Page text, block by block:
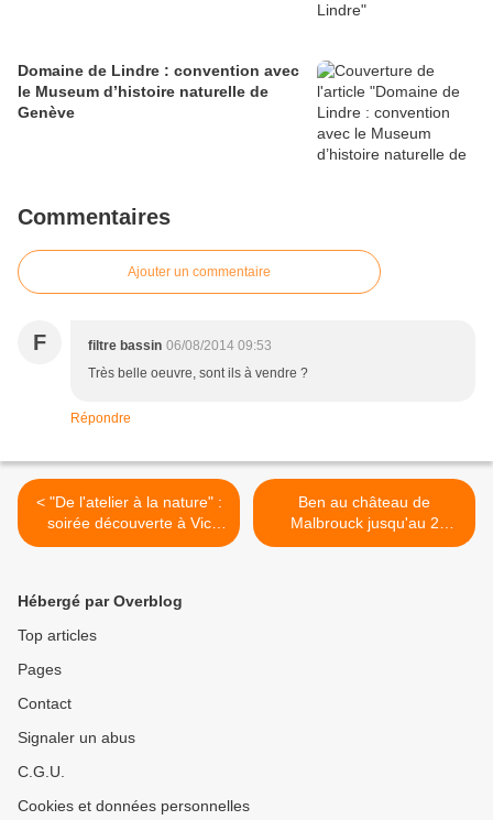
Domaine de Lindre : convention avec
le Museum d’histoire naturelle de
Genève
Commentaires
Ajouter un commentaire
F filtre bassin 06/08/2014 09:53
Très belle oeuvre, sont ils à vendre ?
Répondre
< "De l'atelier à la nature" :
soirée découverte à Vic
(28/03)
Ben au château de
Malbrouck jusqu'au 2
septembre avec "Être" >
Hébergé par Overblog
Top articles
Pages
Contact
Signaler un abus
C.G.U.
Cookies et données personnelles